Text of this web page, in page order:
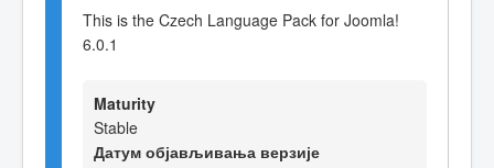
This is the Czech Language Pack for Joomla!
6.0.1
Maturity
Stable
Датум објављивања верзије